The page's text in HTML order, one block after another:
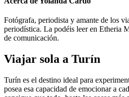
Fotógrafa, periodista y amante de los
periodística. La podéis leer en Etheria
de comunicación.
Viajar sola a Turín
Turín es el destino ideal para
posea esa capacidad de emocionar a